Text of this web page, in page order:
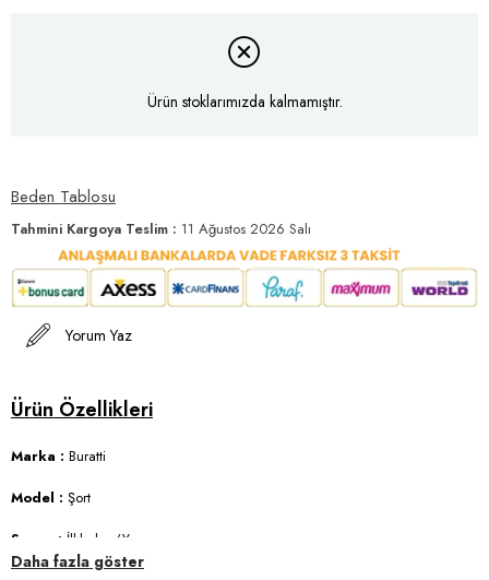
Ürün stoklarımızda kalmamıştır.
Beden Tablosu
Tahmini Kargoya Teslim : 11 Ağustos 2026 Salı
Yorum Yaz
Marka : Buratti
Model : Şort
Sezon : İlkbahar/Yaz
Daha fazla göster